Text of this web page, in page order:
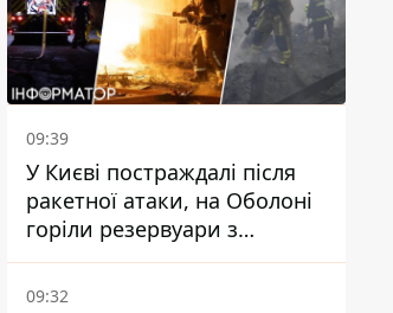
09:39
У Києві постраждалі після
ракетної атаки, на Оболоні
горіли резервуари з
паливом
09:32